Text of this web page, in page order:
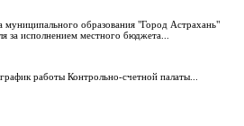
муниципального образования "Город Астрахань"
за исполнением местного бюджета...
работы Контрольно-счетной палаты...